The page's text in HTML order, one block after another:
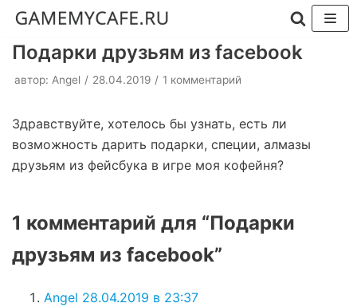
Перейти
содержимому
Подарки друзьям из facebook
автор: Angel 28.04.2019 1 комментарий
Здравствуйте, хотелось бы узнать, есть ли
возможность дарить подарки, специи, алмазы
друзьям из фейсбука в игре моя кофейня?
1 комментарий для “Подарки
друзьям из facebook”
Angel 28.04.2019 в 23:37